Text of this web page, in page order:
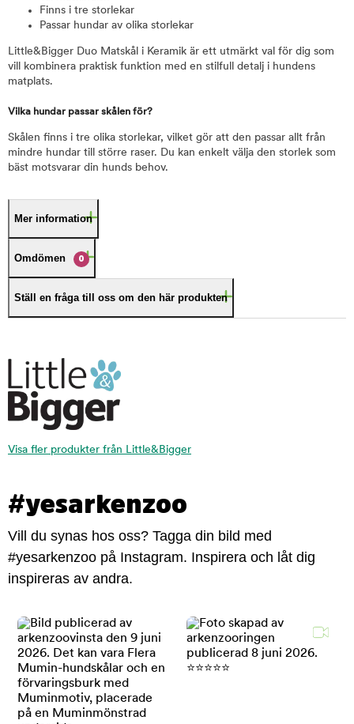
Finns i tre storlekar
Passar hundar av olika storlekar
Little&Bigger Duo Matskål i Keramik är ett utmärkt val för dig som
vill kombinera praktisk funktion med en stilfull detalj i hundens
matplats.
Vilka hundar passar skålen för?
Skålen finns i tre olika storlekar, vilket gör att den passar allt från
mindre hundar till större raser. Du kan enkelt välja den storlek som
bäst motsvarar din hunds behov.
Mer information
Omdömen 0
Ställ en fråga till oss om den här produkten
Visa fler produkter från Little&Bigger
#yesarkenzoo
Vill du synas hos oss? Tagga din bild med
#yesarkenzoo på Instagram. Inspirera och låt dig
inspireras av andra.